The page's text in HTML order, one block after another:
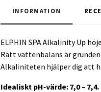
INFORMATION
ELPHIN SPA Alkalinity Up
Rätt vattenbalans är
Alkaliniteten hjälper dig att
Idealiskt pH-värde: 7,0 – 7,4.